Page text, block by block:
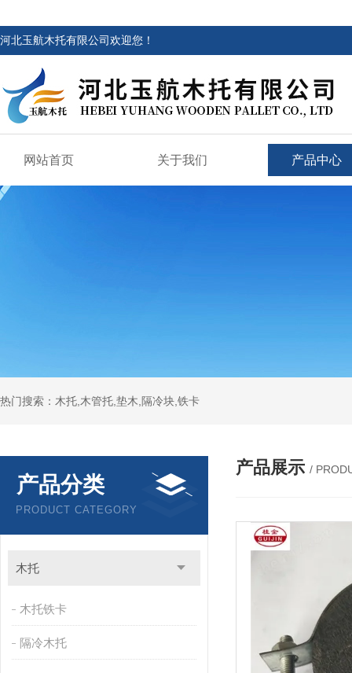
河北玉航木托有限公司欢迎您！
网站首页 关于我们 产品中心
热门搜索：木托,木管托,垫木,隔冷块,铁卡
产品分类
PRODUCT CATEGORY
木托
木托铁卡
隔冷木托
产品展示 /